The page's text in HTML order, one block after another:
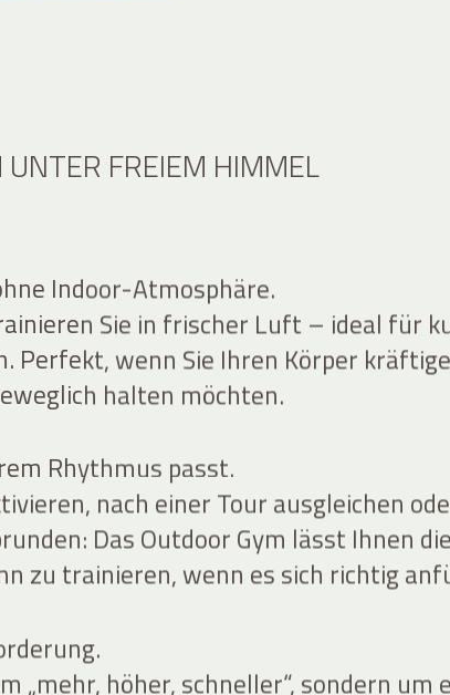
FREIEM HIMMEL
Indoor-Atmosphäre.
Sie in frischer Luft – ideal für
Perfekt, wenn Sie Ihren Körper
halten möchten.
Rhythmus passt.
nach einer Tour ausgleichen
Das Outdoor Gym lässt Ihnen
zu trainieren, wenn es sich richtig
„mehr, höher, schneller“, sondern um